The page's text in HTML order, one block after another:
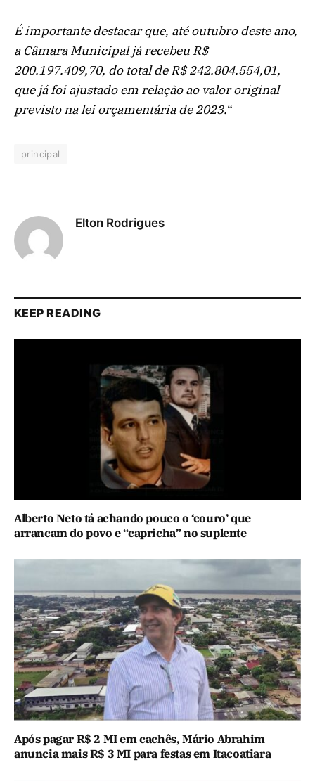
É importante destacar que, até outubro deste ano,
a Câmara Municipal já recebeu R$
200.197.409,70, do total de R$ 242.804.554,01,
que já foi ajustado em relação ao valor original
previsto na lei orçamentária de 2023.“
principal
Elton Rodrigues
KEEP READING
Alberto Neto tá achando pouco o ‘couro’ que
arrancam do povo e “capricha” no suplente
Após pagar R$ 2 MI em cachês, Mário Abrahim
anuncia mais R$ 3 MI para festas em Itacoatiara